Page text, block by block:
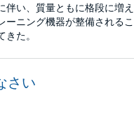
伴い、質量ともに格段に増え
ーニング機器が整備されるこ
た。
さい